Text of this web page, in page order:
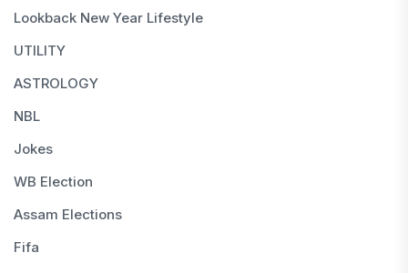
Lookback New Year Lifestyle
UTILITY
ASTROLOGY
NBL
Jokes
WB Election
Assam Elections
Fifa